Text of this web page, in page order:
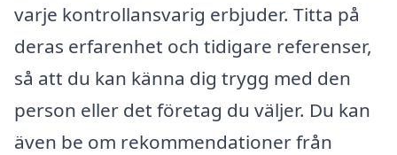
varje kontrollansvarig erbjuder. Titta på
deras erfarenhet och tidigare referenser,
så att du kan känna dig trygg med den
person eller det företag du väljer. Du kan
även be om rekommendationer från